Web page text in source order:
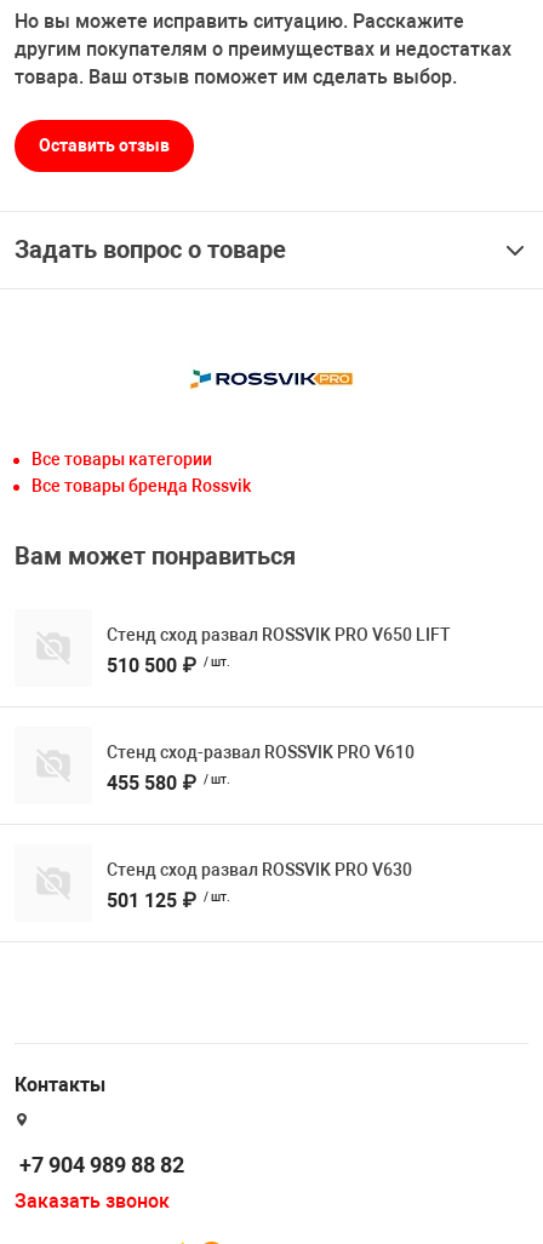
Но вы можете исправить ситуацию. Расскажите
другим покупателям о преимуществах и недостатках
товара. Ваш отзыв поможет им сделать выбор.
Оставить отзыв
Задать вопрос о товаре
Все товары категории
Все товары бренда Rossvik
Вам может понравиться
Стенд сход развал ROSSVIK PRO V650 LIFT
510 500 ₽ / шт.
Стенд сход-развал ROSSVIK PRO V610
455 580 ₽ / шт.
Стенд сход развал ROSSVIK PRO V630
501 125 ₽ / шт.
Контакты
+7 904 989 88 82
Заказать звонок